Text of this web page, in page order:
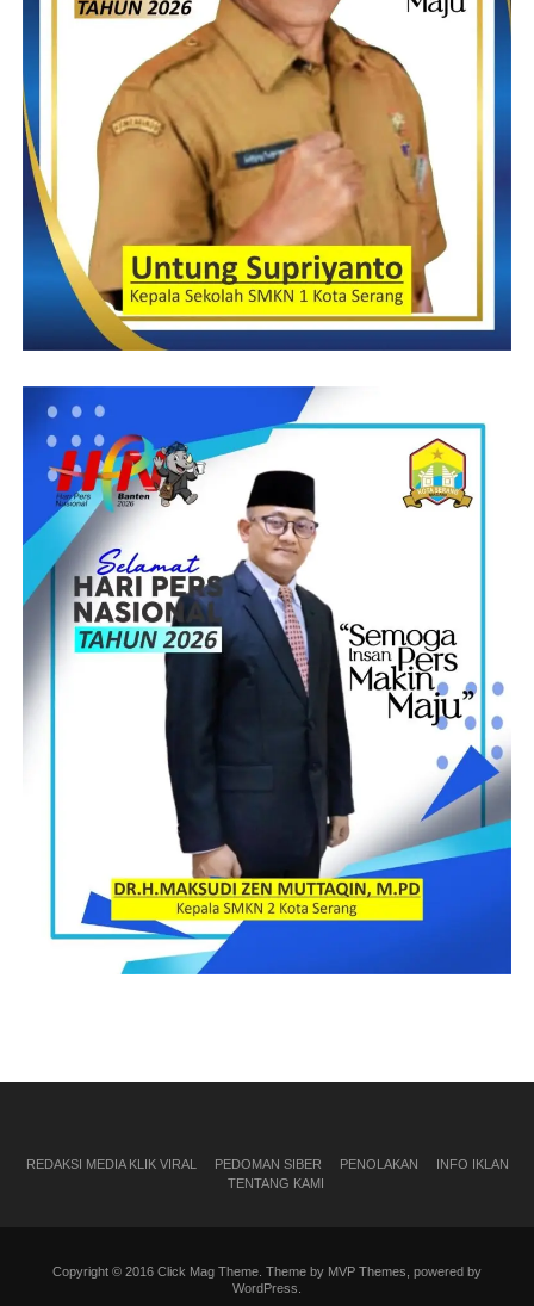
REDAKSI MEDIA KLIK VIRAL PEDOMAN SIBER PENOLAKAN
INFO IKLAN
TENTANG KAMI
Copyright © 2016 Click Mag Theme. Theme by MVP Themes, powered by
WordPress.